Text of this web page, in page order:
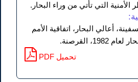
الأمنية التي تأتي من وراء البحار.
أعالي البحار، اتفاقية الأمم
القرصنة.
PDF تحميل